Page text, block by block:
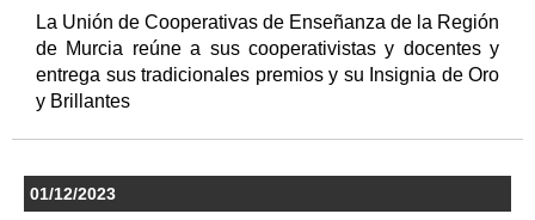
La Unión de Cooperativas de Enseñanza de la Región
de Murcia reúne a sus cooperativistas y docentes y
entrega sus tradicionales premios y su Insignia de Oro
y Brillantes
01/12/2023